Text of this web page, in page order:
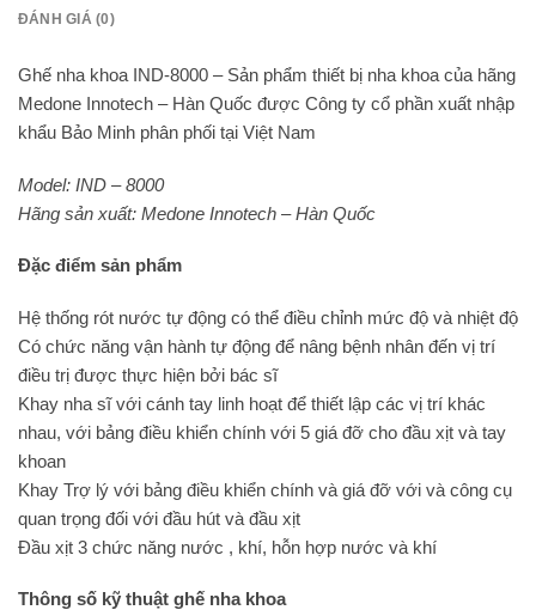
ĐÁNH GIÁ (0)
Ghế nha khoa IND-8000 – Sản phẩm thiết bị nha khoa của hãng
Medone Innotech – Hàn Quốc được Công ty cổ phần xuất nhập
khẩu Bảo Minh phân phối tại Việt Nam
Model: IND – 8000
Hãng sản xuất: Medone Innotech – Hàn Quốc
Đặc điểm sản phẩm
Hệ thống rót nước tự động có thể điều chỉnh mức độ và nhiệt độ
Có chức năng vận hành tự động để nâng bệnh nhân đến vị trí
điều trị được thực hiện bởi bác sĩ
Khay nha sĩ với cánh tay linh hoạt để thiết lập các vị trí khác
nhau, với bảng điều khiển chính với 5 giá đỡ cho đầu xịt và tay
khoan
Khay Trợ lý với bảng điều khiển chính và giá đỡ với và công cụ
quan trọng đối với đầu hút và đầu xịt
Đầu xịt 3 chức năng nước , khí, hỗn hợp nước và khí
Thông số kỹ thuật ghế nha khoa